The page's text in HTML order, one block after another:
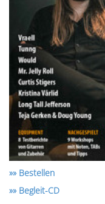
»» Bestellen
»» Begleit-CD